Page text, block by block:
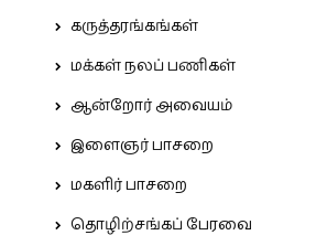
கருத்தரங்கங்கள்
மக்கள் நலப் பணிகள்
ஆன்றோர் அவையம்
இளைஞர் பாசறை
மகளிர் பாசறை
தொழிற்சங்கப் பேரவை